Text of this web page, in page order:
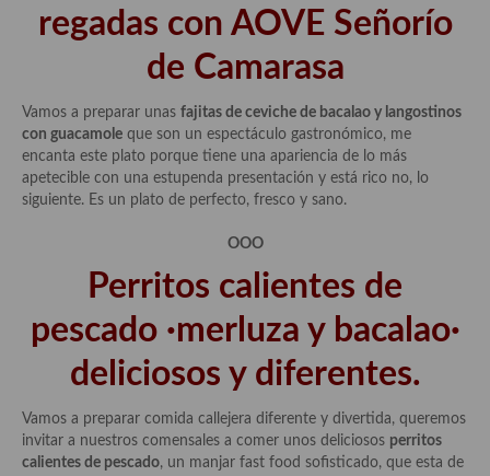
regadas con AOVE Señorío
de Camarasa
Vamos a preparar unas fajitas de ceviche de bacalao y langostinos
con guacamole que son un espectáculo gastronómico, me
encanta este plato porque tiene una apariencia de lo más
apetecible con una estupenda presentación y está rico no, lo
siguiente. Es un plato de perfecto, fresco y sano.
OOO
Perritos calientes de
pescado ·merluza y bacalao·
deliciosos y diferentes.
Vamos a preparar comida callejera diferente y divertida, queremos
invitar a nuestros comensales a comer unos deliciosos perritos
calientes de pescado, un manjar fast food sofisticado, que esta de